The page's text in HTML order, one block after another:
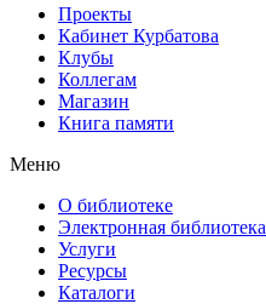
Проекты
Кабинет Курбатова
Клубы
Коллегам
Магазин
Книга памяти
Меню
О библиотеке
Электронная библиотека
Услуги
Ресурсы
Каталоги